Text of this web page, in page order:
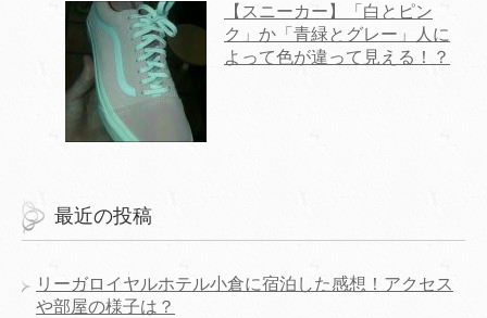
【スニーカー】「白とピン
ク」か「青緑とグレー」人に
よって色が違って見える！？
最近の投稿
リーガロイヤルホテル小倉に宿泊した感想！アクセス
や部屋の様子は？